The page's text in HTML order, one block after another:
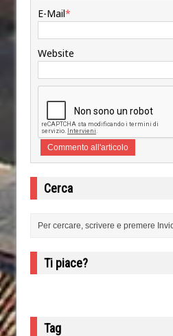
E-Mail*
Website
Cerca
Ti piace?
Tag